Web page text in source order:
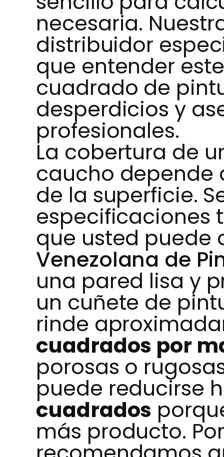
necesaria.
distribuidor
que entender
cuadrado de
desperdicios y
profesionales.
La cobertura de
caucho depende
de la superficie.
especificaciones
que usted puede
Venezolana de
una pared lisa y
un cuñete de
rinde
cuadrados por
porosas o
puede reducirse
cuadrados
más producto.